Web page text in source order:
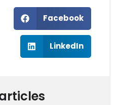
Facebook
LinkedIn